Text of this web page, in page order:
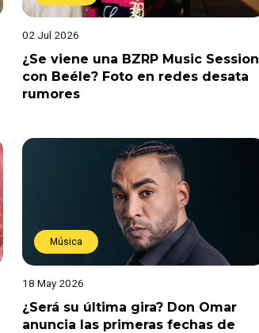
02 Jul 2026
¿Se viene una BZRP Music Session
con Beéle? Foto en redes desata
rumores
Música
18 May 2026
¿Será su última gira? Don Omar
anuncia las primeras fechas de